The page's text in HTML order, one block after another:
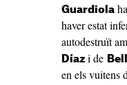
Guardiola
haver estat
autodestruït
Díaz i de
en els vuitens